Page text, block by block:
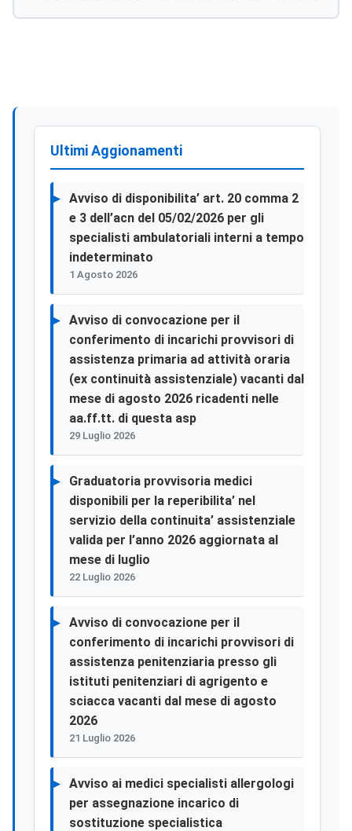
Ultimi Aggionamenti
Avviso di disponibilita’ art. 20 comma 2
e 3 dell’acn del 05/02/2026 per gli
specialisti ambulatoriali interni a tempo
indeterminato
1 Agosto 2026
Avviso di convocazione per il
conferimento di incarichi provvisori di
assistenza primaria ad attività oraria
(ex continuità assistenziale) vacanti dal
mese di agosto 2026 ricadenti nelle
aa.ff.tt. di questa asp
29 Luglio 2026
Graduatoria provvisoria medici
disponibili per la reperibilita’ nel
servizio della continuita’ assistenziale
valida per l’anno 2026 aggiornata al
mese di luglio
22 Luglio 2026
Avviso di convocazione per il
conferimento di incarichi provvisori di
assistenza penitenziaria presso gli
istituti penitenziari di agrigento e
sciacca vacanti dal mese di agosto
2026
21 Luglio 2026
Avviso ai medici specialisti allergologi
per assegnazione incarico di
sostituzione specialistica